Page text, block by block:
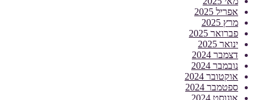
אפריל 2025
מרץ 2025
פברואר 2025
ינואר 2025
דצמבר 2024
נובמבר 2024
אוקטובר 2024
ספטמבר 2024